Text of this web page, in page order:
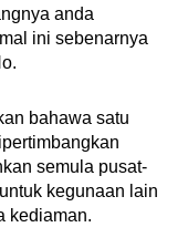
anda
ini sebenarnya
bahawa satu
semula pusat-
kegunaan lain
kediaman.